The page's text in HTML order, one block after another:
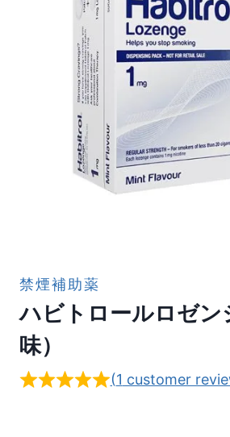
禁煙補助薬
ハビトロールロゼン
味）
(1 customer